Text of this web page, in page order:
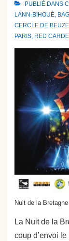
PUBLIÉ DANS
LANN-BIHOUÉ,
CERCLE DE
PARIS, RED
Nuit de la
La Nuit de la
coup d’envoi